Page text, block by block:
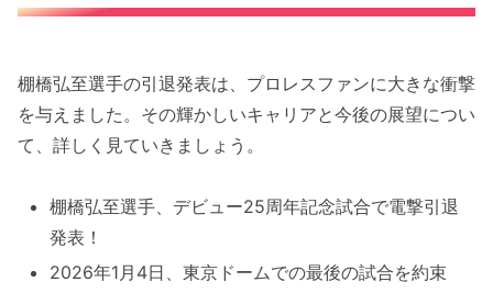
棚橋弘至選手の引退発表は、プロレスファンに大きな衝撃
を与えました。その輝かしいキャリアと今後の展望につい
て、詳しく見ていきましょう。
棚橋弘至選手、デビュー25周年記念試合で電撃引退
発表！
2026年1月4日、東京ドームでの最後の試合を約束